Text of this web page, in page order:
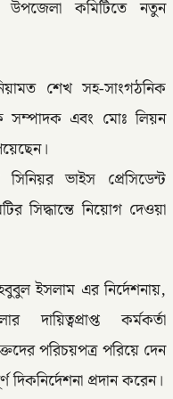
উপজেলা কমিটিতে নতুন
শেখ সহ-সাংগঠনিক
সম্পাদক এবং মোঃ লিয়ন
ভাইস প্রেসিডেন্ট
সিদ্ধান্তে নিয়োগ দেওয়া
ইসলাম এর নির্দেশনায়,
কর্মকর্তা
পরিচয়পত্র পরিয়ে দেন
প্রদান করেন।